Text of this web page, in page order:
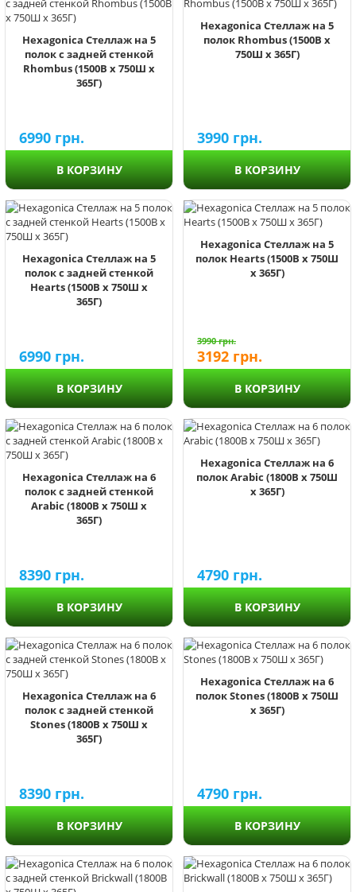
Hexagonica Стеллаж на 5
полок с задней стенкой
Rhombus (1500В х 750Ш х
365Г)
6990 грн.
В КОРЗИНУ
Hexagonica Стеллаж на 5
полок Rhombus (1500В х
750Ш х 365Г)
3990 грн.
В КОРЗИНУ
Hexagonica Стеллаж на 5
полок с задней стенкой
Hearts (1500В х 750Ш х
365Г)
6990 грн.
В КОРЗИНУ
Hexagonica Стеллаж на 5
полок Hearts (1500В х 750Ш
х 365Г)
3990грн.
3192 грн.
В КОРЗИНУ
Hexagonica Стеллаж на 6
полок с задней стенкой
Arabic (1800В х 750Ш х
365Г)
8390 грн.
В КОРЗИНУ
Hexagonica Стеллаж на 6
полок Arabic (1800В х 750Ш
х 365Г)
4790 грн.
В КОРЗИНУ
Hexagonica Стеллаж на 6
полок с задней стенкой
Stones (1800В х 750Ш х
365Г)
8390 грн.
В КОРЗИНУ
Hexagonica Стеллаж на 6
полок Stones (1800В х 750Ш
х 365Г)
4790 грн.
В КОРЗИНУ